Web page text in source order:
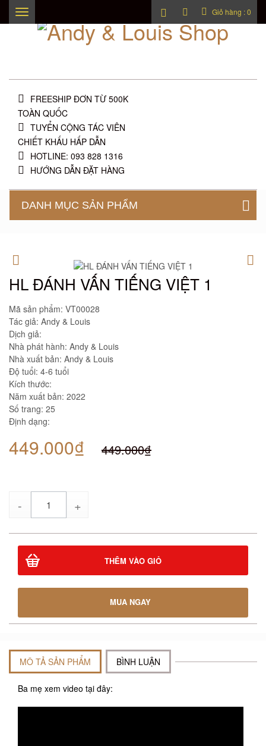
Toggle
navigation
Giỏ hàng :0
FREESHIP ĐƠN TỪ 500K
TOÀN QUỐC
TUYỂN CỘNG TÁC VIÊN
CHIẾT KHẤU HẤP DẪN
HOTLINE: 093 828 1316
HƯỚNG DẪN ĐẶT HÀNG
DANH MỤC SẢN PHẨM
HL ĐÁNH VẤN TIẾNG VIỆT 1
Mã sản phẩm: VT00028
Tác giả: Andy & Louis
Dịch giả:
Nhà phát hành: Andy & Louis
Nhà xuất bản: Andy & Louis
Độ tuổi: 4-6 tuổi
Kích thước:
Năm xuất bản: 2022
Số trang: 25
Định dạng:
449.000₫ 449.000₫
lượng
THÊM VÀO GIỎ
MUA NGAY
MÔ TẢ SẢN PHẨM BÌNH LUẬN
Ba mẹ xem video tại đây: